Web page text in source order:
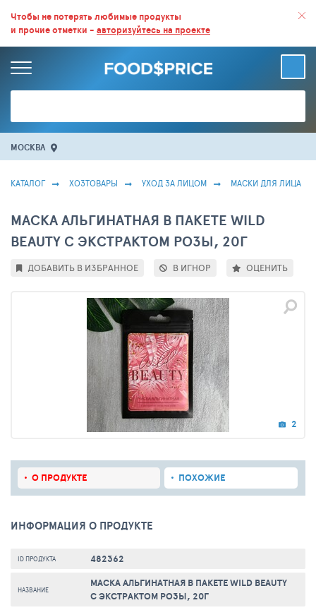
ВСЕ СКИДКИ И ВЫГОДНЫЕ ЦЕНЫ НА ПРОДУКТЫ В МАГАЗИНАХ.
БОЛЬШЕ 100 000 ТОВАРОВ. ЕЖЕДНЕВНОЕ ОБНОВЛЕНИЕ ЦЕН.
Чтобы не потерять любимые продукты
и прочие отметки - авторизуйтесь на проекте
МОСКВА
КАТАЛОГ ХОЗТОВАРЫ УХОД ЗА ЛИЦОМ МАСКИ ДЛЯ ЛИЦА
МАСКА АЛЬГИНАТНАЯ В ПАКЕТЕ WILD
BEAUTY С ЭКСТРАКТОМ РОЗЫ, 20Г
2
ДОБАВИТЬ В ИЗБРАННОЕ В ИГНОР ОЦЕНИТЬ
О ПРОДУКТЕ ПОХОЖИЕ
ИНФОРМАЦИЯ О ПРОДУКТЕ
ID ПРОДУКТА 482362
НАЗВАНИЕ
МАСКА АЛЬГИНАТНАЯ В ПАКЕТЕ WILD BEAUTY
С ЭКСТРАКТОМ РОЗЫ, 20Г